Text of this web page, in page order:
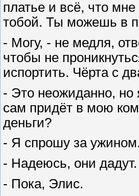
платье и всё, что
тобой. Ты можешь в
- Могу, - не медля,
чтобы не
испортить. Чёрта с
- Это неожиданно, но
сам придёт в мою
деньги?
- Я спрошу за ужином.
- Надеюсь, они
- Пока, Элис.